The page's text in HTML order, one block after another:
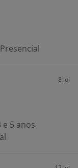
Presencial
8 jul
e 5 anos